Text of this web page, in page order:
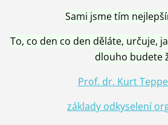
Sami jsme tím
To, co den co den děláte, určuje,
dlouho budete
Prof. dr. Kurt
základy odkyselení